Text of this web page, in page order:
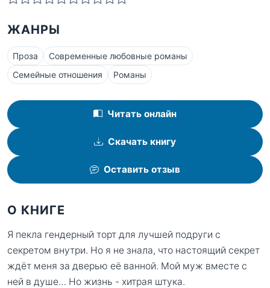
ЖАНРЫ
Проза
Современные любовные романы
Семейные отношения
Романы
Читать онлайн
Скачать книгу
Оставить отзыв
О КНИГЕ
Я пекла гендерный торт для лучшей подруги с
секретом внутри. Но я не знала, что настоящий секрет
ждёт меня за дверью её ванной. Мой муж вместе с
ней в душе… Но жизнь - хитрая штука.